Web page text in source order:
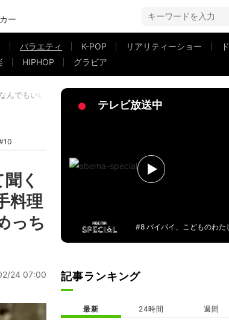
ー
バラエティ K-POP リアリティーショー
HIPHOP グラビア
んでもいいって言うから…」夫のための“手料理メニュー表”
く
料理
っち
24 07:00
テレビ放送中
#8 バイバイ、こどものわた
記事ランキング
最新 24時間 週間